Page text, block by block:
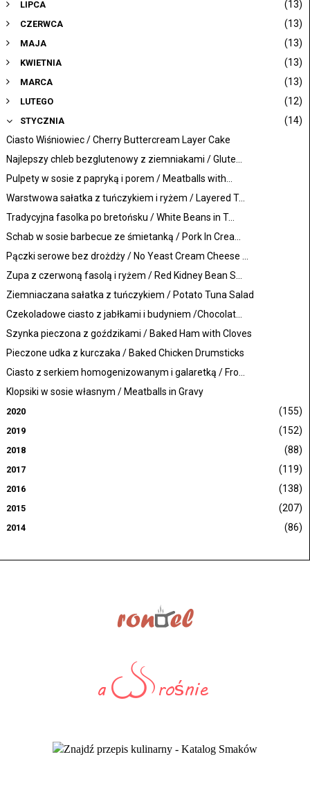
LIPCA (13)
CZERWCA (13)
MAJA (13)
KWIETNIA (13)
MARCA (13)
LUTEGO (12)
STYCZNIA
(14)
Ciasto Wiśniowiec / Cherry Buttercream Layer Cake
Najlepszy chleb bezglutenowy z ziemniakami / Glute...
Pulpety w sosie z papryką i porem / Meatballs with...
Warstwowa sałatka z tuńczykiem i ryżem / Layered T...
Tradycyjna fasolka po bretońsku / White Beans in T...
Schab w sosie barbecue ze śmietanką / Pork In Crea...
Pączki serowe bez drożdży / No Yeast Cream Cheese ...
Zupa z czerwoną fasolą i ryżem / Red Kidney Bean S...
Ziemniaczana sałatka z tuńczykiem / Potato Tuna Salad
Czekoladowe ciasto z jabłkami i budyniem /Chocolat...
Szynka pieczona z goździkami / Baked Ham with Cloves
Pieczone udka z kurczaka / Baked Chicken Drumsticks
Ciasto z serkiem homogenizowanym i galaretką / Fro...
Klopsiki w sosie własnym / Meatballs in Gravy
2020 (155)
2019 (152)
2018 (88)
2017 (119)
2016 (138)
2015 (207)
2014 (86)